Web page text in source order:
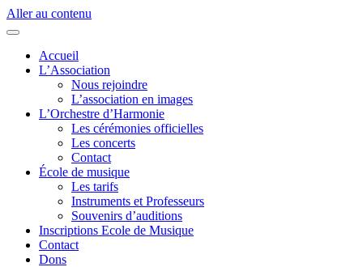
Aller au contenu
Accueil
L’Association
Nous rejoindre
L’association en images
L’Orchestre d’Harmonie
Les cérémonies officielles
Les concerts
Contact
École de musique
Les tarifs
Instruments et Professeurs
Souvenirs d’auditions
Inscriptions Ecole de Musique
Contact
Dons